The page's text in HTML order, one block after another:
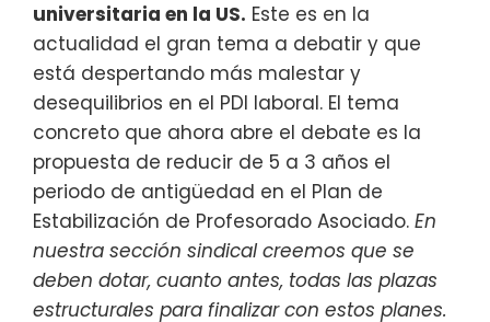
universitaria en la US. Este es en la
actualidad el gran tema a debatir y que
está despertando más malestar y
desequilibrios en el PDI laboral. El tema
concreto que ahora abre el debate es la
propuesta de reducir de 5 a 3 años el
periodo de antigüedad en el Plan de
Estabilización de Profesorado Asociado. En
nuestra sección sindical creemos que se
deben dotar, cuanto antes, todas las plazas
estructurales para finalizar con estos planes.